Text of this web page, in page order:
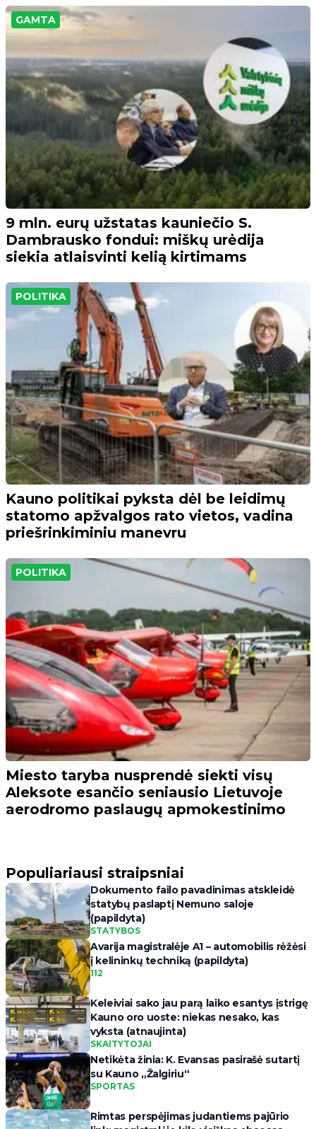
GAMTA
9 mln. eurų užstatas kauniečio S.
Dambrausko fondui: miškų urėdija
siekia atlaisvinti kelią kirtimams
POLITIKA
Kauno politikai pyksta dėl be leidimų
statomo apžvalgos rato vietos, vadina
priešrinkiminiu manevru
POLITIKA
Miesto taryba nusprendė siekti visų
Aleksote esančio seniausio Lietuvoje
aerodromo paslaugų apmokestinimo
Populiariausi straipsniai
Dokumento failo pavadinimas atskleidė
statybų paslaptį Nemuno saloje
(papildyta)
STATYBOS
Avarija magistralėje A1 – automobilis rėžėsi
į kelininkų techniką (papildyta)
112
Keleiviai sako jau parą laiko esantys įstrigę
Kauno oro uoste: niekas nesako, kas
vyksta (atnaujinta)
SKAITYTOJAI
Netikėta žinia: K. Evansas pasirašė sutartį
su Kauno „Žalgiriu“
SPORTAS
Rimtas perspėjimas judantiems pajūrio